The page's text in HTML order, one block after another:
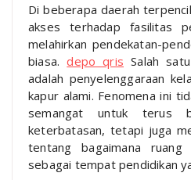
Di beberapa daerah
akses terhadap fasilitas
melahirkan pendekatan-
biasa.depo qris Salah
adalah penyelenggaraan
kapur alami. Fenomena ini
semangat untuk terus
keterbatasan, tetapi juga
tentang bagaimana
sebagai tempat pendidikan